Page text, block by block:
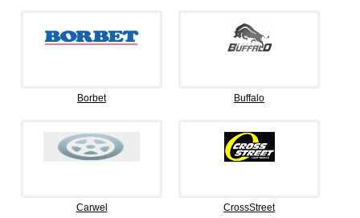
Borbet Buffalo
Carwel CrossStreet